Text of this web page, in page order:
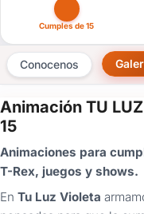
Otras versiones de
Cumples de 15
Conocenos
Animación TU
15
Animaciones para
T-Rex, juegos y shows.
En Tu Luz Violeta
×
Consultar
¿Ya
tenés
cuenta?